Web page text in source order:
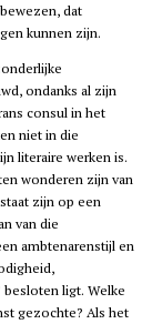
dat
kunnen zijn.
ondanks al zijn
consul in het
niet in die
literaire werken is.
wonderen zijn van
zijn op een
van die
ambtenarenstijl en
ligt. Welke
gezochte? Als het